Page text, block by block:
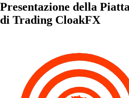
Presentazione della
di Trading CloakFX